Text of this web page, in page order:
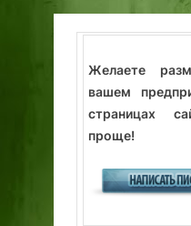
Желаете
вашем
страницах
проще!